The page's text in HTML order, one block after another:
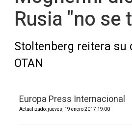
Rusia "no se
Stoltenberg reitera
OTAN
Europa Press Internacional
Actualizado: jueves, 19 enero 2017 19:00